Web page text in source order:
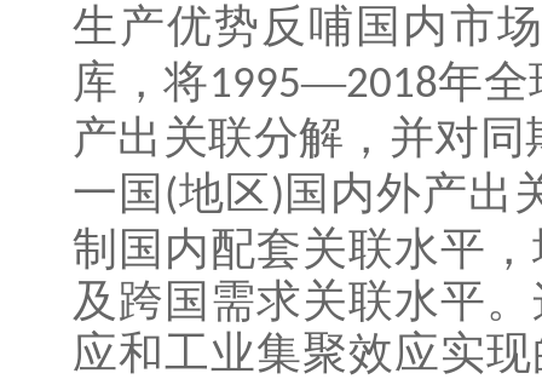
生产优势反哺国内市
库，将1995—2018年全
产出关联分解，并对同
一国 (地区 ) 国内外产出
制国内配套关联水平
及跨国需求关联水平
应和工业集聚效应实